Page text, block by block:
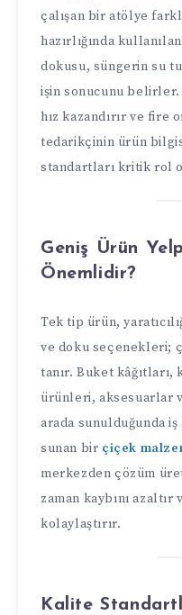
çalışan bir atölye
hazırlığında
dokusu, süngerin su
işin sonucunu
hız kazandırır ve fire
tedarikçinin ürün
standartları kritik rol
Geniş Ürün
Önemlidir?
Tek tip ürün,
ve doku seçenekleri;
tanır. Buket
ürünleri, aksesuarlar
arada sunulduğunda iş
sunan bir çiçek
merkezden çözüm
zaman kaybını
kolaylaştırır.
Kalite